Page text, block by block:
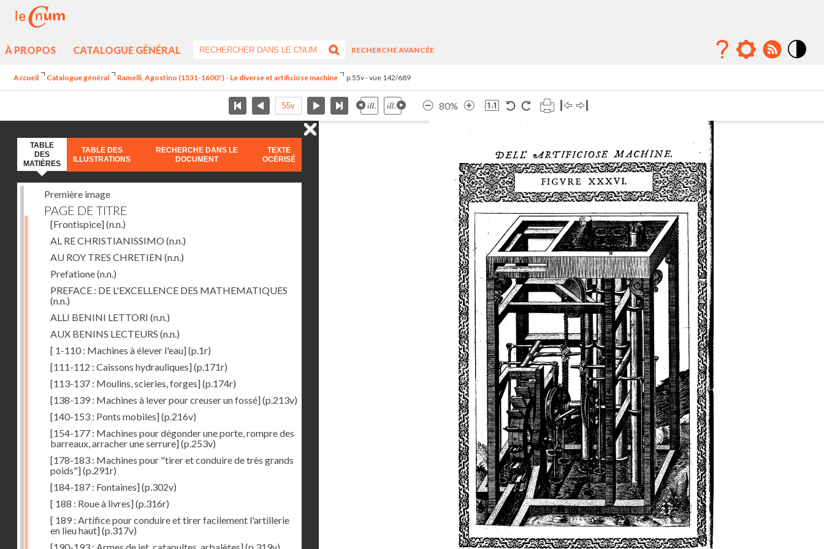
À PROPOS CATALOGUE GÉNÉRAL
RECHERCHE AVANCÉE
Accueil Catalogue général Ramelli, Agostino (1531-1600?) - Le diverse et artificiose machine p.55v - vue 142/689
80%
TABLE
DES
MATIÈRES
TABLE DES
ILLUSTRATIONS
RECHERCHE DANS LE
DOCUMENT
TEXTE
OCÉRISÉ
Première image
PAGE DE TITRE
[Frontispice](n.n.)
AL RE CHRISTIANISSIMO (n.n.)
AU ROY TRES CHRETIEN (n.n.)
Prefatione(n.n.)
PREFACE : DE L'EXCELLENCE DES MATHEMATIQUES
(n.n.)
ALLI BENINI LETTORI (n.n.)
AUX BENINS LECTEURS (n.n.)
[ 1-110 : Machines à élever l'eau](p.1r)
[111-112 : Caissons hydrauliques](p.171r)
[113-137 : Moulins, scieries, forges](p.174r)
[138-139 : Machines à lever pour creuser un fossé](p.213v)
[140-153 : Ponts mobiles](p.216v)
[154-177 : Machines pour dégonder une porte, rompre des
barreaux, arracher une serrure](p.253v)
[178-183 : Machines pour "tirer et conduire de très grands
poids"](p.291r)
[184-187 : Fontaines](p.302v)
[ 188 : Roue à livres](p.316r)
[ 189 : Artifice pour conduire et tirer facilement l'artillerie
en lieu haut](p.317v)